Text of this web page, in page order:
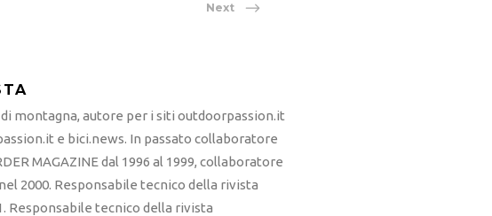
Next
montagna, autore per i siti outdoorpassion.it
e bici.news. In passato collaboratore
MAGAZINE dal 1996 al 1999, collaboratore
2000. Responsabile tecnico della rivista
Responsabile tecnico della rivista